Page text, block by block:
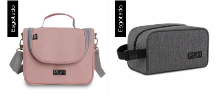
Esgotado Esgotado